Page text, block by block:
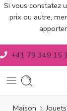
Si vous constatez
prix ou autre,
+41 79 349 15
Maison Jouets